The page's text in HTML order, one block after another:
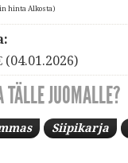
hinta Alkosta)
(04.01.2026)
JUOMALLE?
Siipikarja